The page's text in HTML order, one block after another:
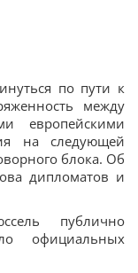
по пути к
между
европейскими
на следующей
блока. Об
дипломатов и
публично
официальных